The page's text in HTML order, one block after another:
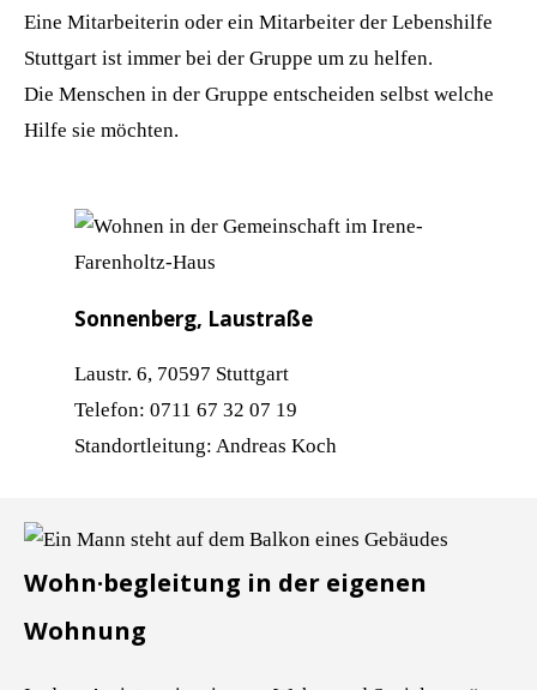
Eine Mitarbeiterin oder ein Mitarbeiter der Lebenshilfe
Stuttgart ist immer bei der Gruppe um zu helfen.
Die Menschen in der Gruppe entscheiden selbst welche
Hilfe sie möchten.
Sonnenberg, Laustraße
Laustr. 6, 70597 Stuttgart
Telefon: 0711 67 32 07 19
Standortleitung: Andreas Koch
Wohn·begleitung in der eigenen
Wohnung